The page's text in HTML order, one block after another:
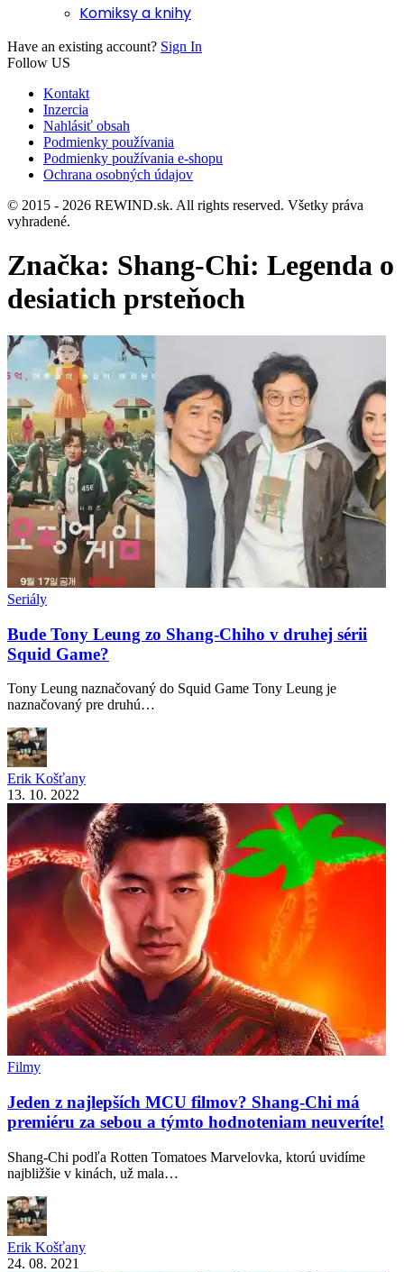
Komiksy a knihy
Have an existing account? Sign In
Follow US
Kontakt
Inzercia
Nahlásiť obsah
Podmienky používania
Podmienky používania e-shopu
Ochrana osobných údajov
© 2015 - 2026 REWIND.sk. All rights reserved. Všetky práva
vyhradené.
Značka: Shang-Chi: Legenda o
desiatich prsteňoch
Seriály
Bude Tony Leung zo Shang-Chiho v druhej sérii
Squid Game?
Tony Leung naznačovaný do Squid Game Tony Leung je
naznačovaný pre druhú…
Erik Košťany
13. 10. 2022
Filmy
Jeden z najlepších MCU filmov? Shang-Chi má
premiéru za sebou a týmto hodnoteniam neuveríte!
Shang-Chi podľa Rotten Tomatoes Marvelovka, ktorú uvidíme
najbližšie v kinách, už mala…
Erik Košťany
24. 08. 2021